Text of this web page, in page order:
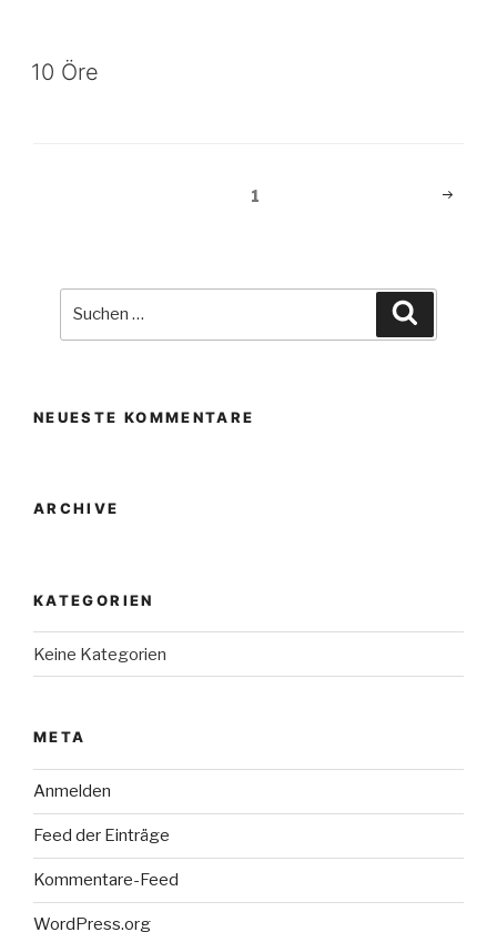
10 Öre
1
NEUESTE KOMMENTARE
ARCHIVE
KATEGORIEN
Keine Kategorien
META
Anmelden
Feed der Einträge
Kommentare-Feed
WordPress.org